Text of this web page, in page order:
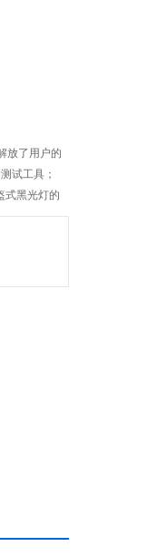
放了用户的
试工具；
式黑光灯的
光灯特